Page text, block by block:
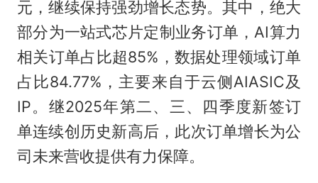
元，继续保持强劲增长态势。其中，绝大
部分为一站式芯片定制业务订单，AI算力
相关订单占比超85%，数据处理领域订单
占比84.77%，主要来自于云侧AIASIC及
IP。继2025年第二、三、四季度新签订
单连续创历史新高后，此次订单增长为公
司未来营收提供有力保障。